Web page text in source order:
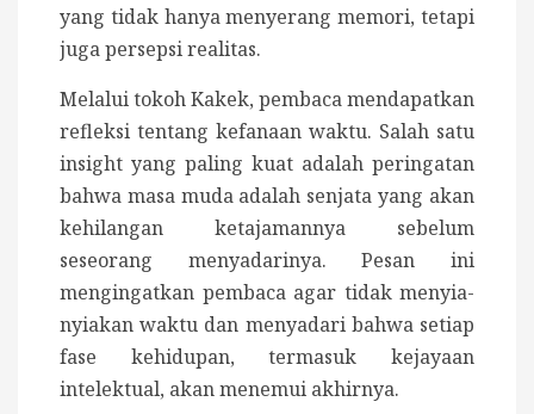
yang tidak hanya menyerang memori, tetapi
juga persepsi realitas.
Melalui tokoh Kakek, pembaca mendapatkan
refleksi tentang kefanaan waktu. Salah satu
insight yang paling kuat adalah peringatan
bahwa masa muda adalah senjata yang akan
kehilangan ketajamannya sebelum
seseorang menyadarinya. Pesan ini
mengingatkan pembaca agar tidak menyia-
nyiakan waktu dan menyadari bahwa setiap
fase kehidupan, termasuk kejayaan
intelektual, akan menemui akhirnya.